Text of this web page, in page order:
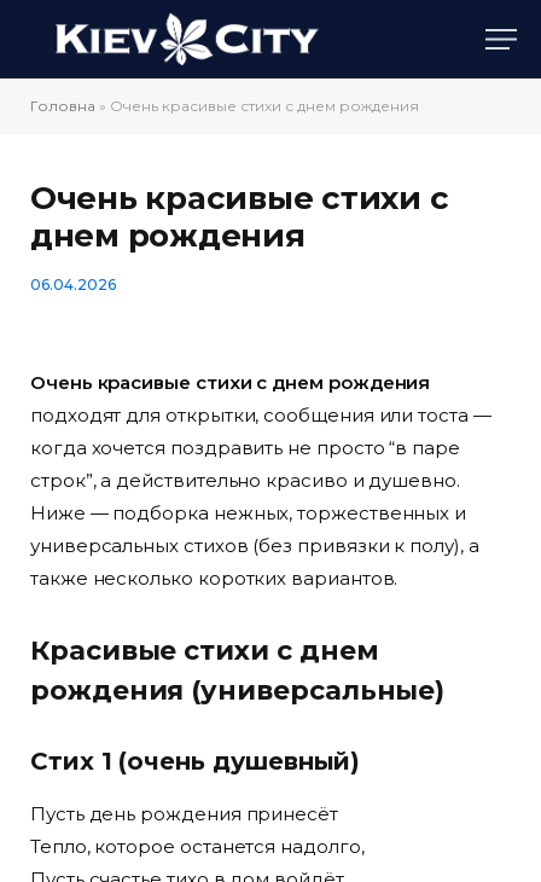
Головна » Очень красивые стихи с днем рождения
Очень красивые стихи с
днем рождения
06.04.2026
Очень красивые стихи с днем рождения
подходят для открытки, сообщения или тоста —
когда хочется поздравить не просто “в паре
строк”, а действительно красиво и душевно.
Ниже — подборка нежных, торжественных и
универсальных стихов (без привязки к полу), а
также несколько коротких вариантов.
Красивые стихи с днем
рождения (универсальные)
Стих 1 (очень душевный)
Пусть день рождения принесёт
Тепло, которое останется надолго,